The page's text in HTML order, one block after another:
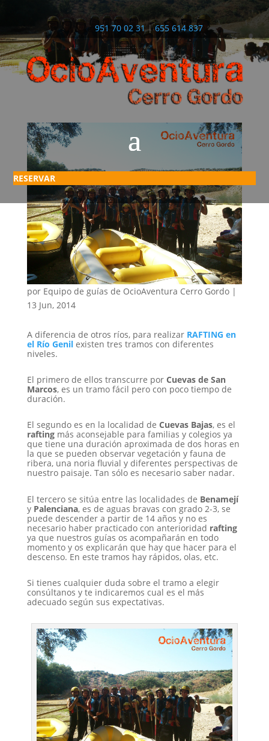
951 70 02 31|655 614 837
RESERVAR
por Equipo de guías de OcioAventura Cerro Gordo|
13 Jun, 2014
A diferencia de otros ríos, para realizarRAFTING en
el Río Genilexisten tres tramos con diferentes
niveles.
El primero de ellos transcurre por Cuevas de San
Marcos, es un tramo fácil pero con poco tiempo de
duración.
El segundo es en la localidad de Cuevas Bajas, es el
raftingmás aconsejable para familias y colegios ya
que tiene una duración aproximada de dos horas en
la que se pueden observar vegetación y fauna de
ribera, una noria fluvial y diferentes perspectivas de
nuestro paisaje. Tan sólo es necesario saber nadar.
El tercero se sitúa entre las localidades de Benamejí
y Palenciana, es de aguas bravas con grado 2-3, se
puede descender a partir de 14 años y no es
necesario haber practicado con anterioridad rafting
ya que nuestros guías os acompañarán en todo
momento y os explicarán que hay que hacer para el
descenso. En este tramos hay rápidos, olas, etc.
Si tienes cualquier duda sobre el tramo a elegir
consúltanos y te indicaremos cual es el más
adecuado según sus expectativas.